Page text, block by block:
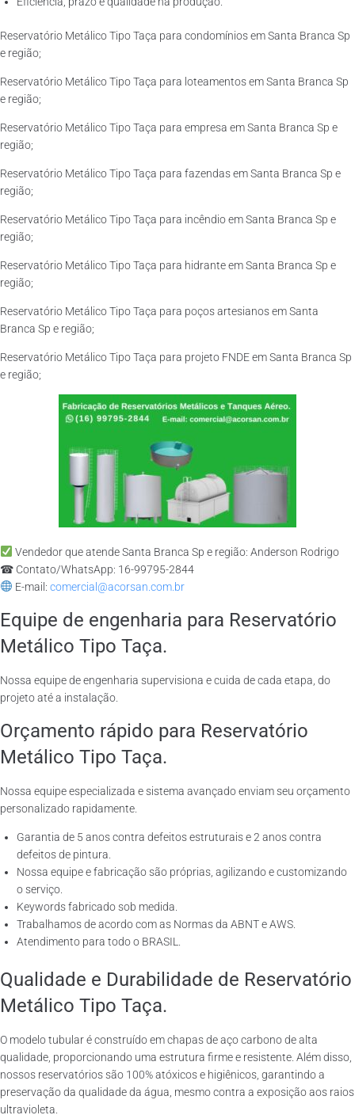
Reservatório Metálico Tipo Taça para condomínios em Santa Branca Sp
e região;
Reservatório Metálico Tipo Taça para loteamentos em Santa Branca Sp
e região;
Reservatório Metálico Tipo Taça para empresa em Santa Branca Sp e
região;
Reservatório Metálico Tipo Taça para fazendas em Santa Branca Sp e
região;
Reservatório Metálico Tipo Taça para incêndio em Santa Branca Sp e
região;
Reservatório Metálico Tipo Taça para hidrante em Santa Branca Sp e
região;
Reservatório Metálico Tipo Taça para poços artesianos em Santa
Branca Sp e região;
Reservatório Metálico Tipo Taça para projeto FNDE em Santa Branca Sp
e região;
Vendedor que atende Santa Branca Sp e região: Anderson Rodrigo
☎ Contato/WhatsApp: 16-99795-2844
E-mail: comercial@acorsan.com.br
Equipe de engenharia para Reservatório
Metálico Tipo Taça.
Nossa equipe de engenharia supervisiona e cuida de cada etapa, do
projeto até a instalação.
Orçamento rápido para Reservatório
Metálico Tipo Taça.
Nossa equipe especializada e sistema avançado enviam seu orçamento
personalizado rapidamente.
Garantia de 5 anos contra defeitos estruturais e 2 anos contra
defeitos de pintura.
Nossa equipe e fabricação são próprias, agilizando e customizando
o serviço.
Keywords fabricado sob medida.
Trabalhamos de acordo com as Normas da ABNT e AWS.
Atendimento para todo o BRASIL.
Qualidade e Durabilidade de Reservatório
Metálico Tipo Taça.
O modelo tubular é construído em chapas de aço carbono de alta
qualidade, proporcionando uma estrutura firme e resistente. Além disso,
nossos reservatórios são 100% atóxicos e higiênicos, garantindo a
preservação da qualidade da água, mesmo contra a exposição aos raios
ultravioleta.